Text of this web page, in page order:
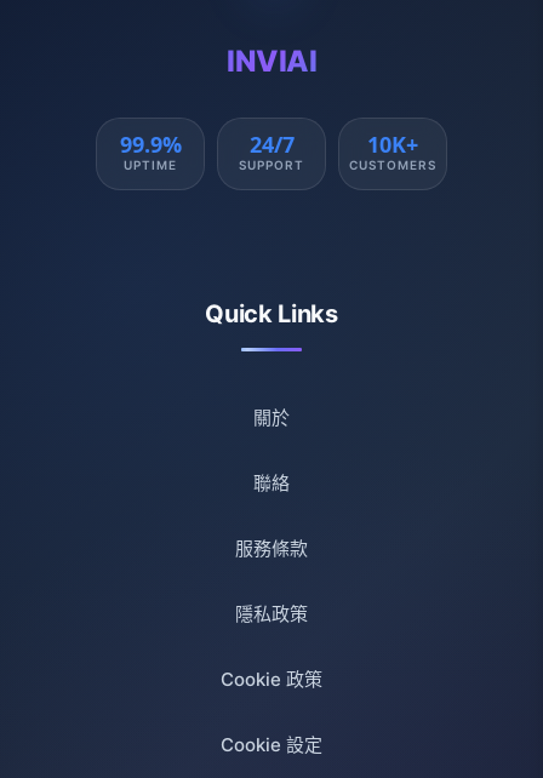
INVIAI
99.9%
UPTIME
24/7
SUPPORT
10K+
CUSTOMERS
Quick Links
關於
聯絡
服務條款
隱私政策
Cookie 政策
Cookie 設定